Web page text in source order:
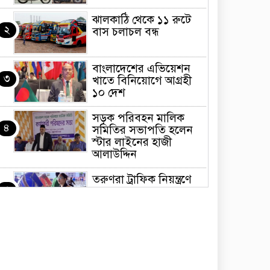
২
ঝালকাঠি থেকে ১১ রুটে
বাস চলাচল বন্ধ
৩
বাংলাদেশের এভিয়েশন
খাতে বিনিয়োগে আগ্রহী
১০ দেশ
৪
সড়ক পরিবহন মালিক
সমিতির সভাপতি হলেন
স্টার লাইনের হাজী
আলাউদ্দিন
৫
তরুণরা ট্রাফিক নিয়ন্ত্রণে
নামুক আবার